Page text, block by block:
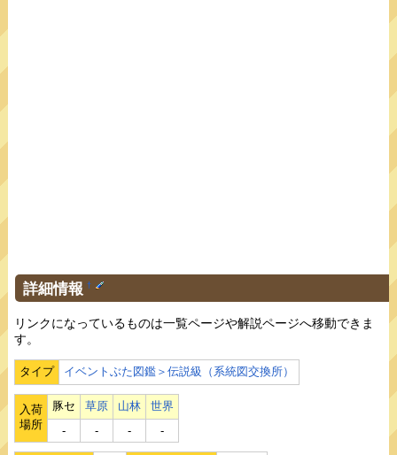
詳細情報 †
リンクになっているものは一覧ページや解説ページへ移動できま
す。
タイプ イベントぶた図鑑＞伝説級（系統図交換所）
入荷
場所
豚セ 草原 山林
世界
‐
‐ ‐ ‐